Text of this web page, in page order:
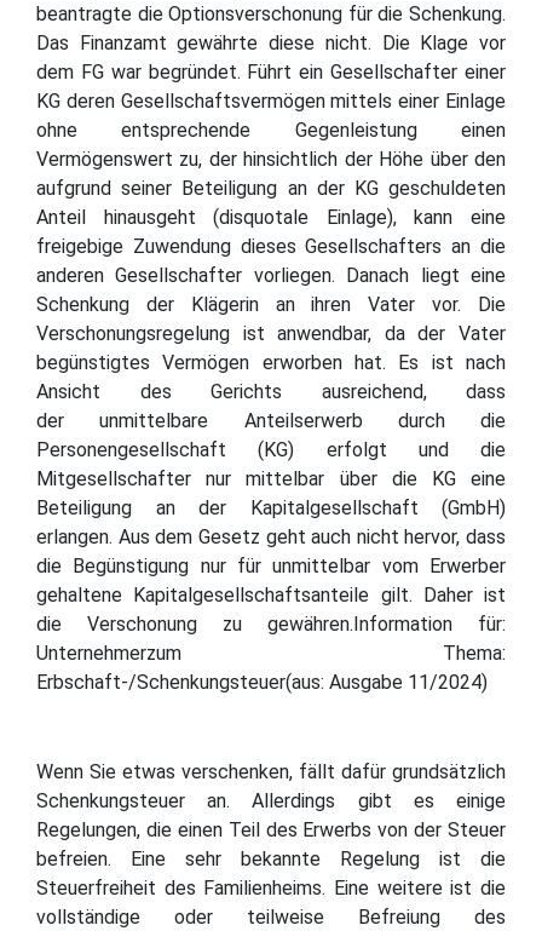
beantragte die Optionsverschonung für die Schenkung.
Das Finanzamt gewährte diese nicht. Die Klage vor
dem FG war begründet. Führt ein Gesellschafter einer
KG deren Gesellschaftsvermögen mittels einer Einlage
ohne entsprechende Gegenleistung einen
Vermögenswert zu, der hinsichtlich der Höhe über den
aufgrund seiner Beteiligung an der KG geschuldeten
Anteil hinausgeht (disquotale Einlage), kann eine
freigebige Zuwendung dieses Gesellschafters an die
anderen Gesellschafter vorliegen. Danach liegt eine
Schenkung der Klägerin an ihren Vater vor. Die
Verschonungsregelung ist anwendbar, da der Vater
begünstigtes Vermögen erworben hat. Es ist nach
Ansicht des Gerichts ausreichend, dass
der unmittelbare Anteilserwerb durch die
Personengesellschaft (KG) erfolgt und die
Mitgesellschafter nur mittelbar über die KG eine
Beteiligung an der Kapitalgesellschaft (GmbH)
erlangen. Aus dem Gesetz geht auch nicht hervor, dass
die Begünstigung nur für unmittelbar vom Erwerber
gehaltene Kapitalgesellschaftsanteile gilt. Daher ist
die Verschonung zu gewähren.Information für:
Unternehmerzum Thema:
Erbschaft-/Schenkungsteuer(aus: Ausgabe 11/2024)
Wenn Sie etwas verschenken, fällt dafür grundsätzlich
Schenkungsteuer an. Allerdings gibt es einige
Regelungen, die einen Teil des Erwerbs von der Steuer
befreien. Eine sehr bekannte Regelung ist die
Steuerfreiheit des Familienheims. Eine weitere ist die
vollständige oder teilweise Befreiung des